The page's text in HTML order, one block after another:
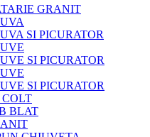
GRANIT
SI PICURATOR
SI PICURATOR
SI PICURATOR
BLAT